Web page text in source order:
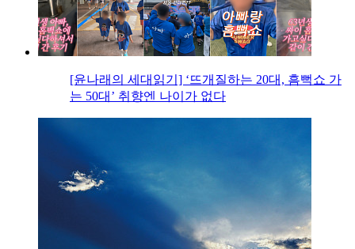
[윤나래의 세대읽기] ‘뜨개질하는 20대, 흠뻑쇼 가
는 50대’ 취향엔 나이가 없다